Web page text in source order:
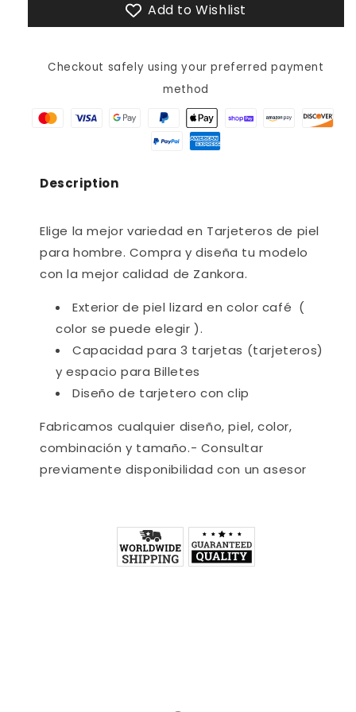
Add to Wishlist
Checkout safely using your preferred payment
method
Description
Elige la mejor variedad en Tarjeteros de piel
para hombre. Compra y diseña tu modelo
con la mejor calidad de Zankora.
Exterior de piel lizard en color café (
color se puede elegir ).
Capacidad para 3 tarjetas (tarjeteros)
y espacio para Billetes
Diseño de tarjetero con clip
Fabricamos cualquier diseño, piel, color,
combinación y tamaño.- Consultar
previamente disponibilidad con un asesor